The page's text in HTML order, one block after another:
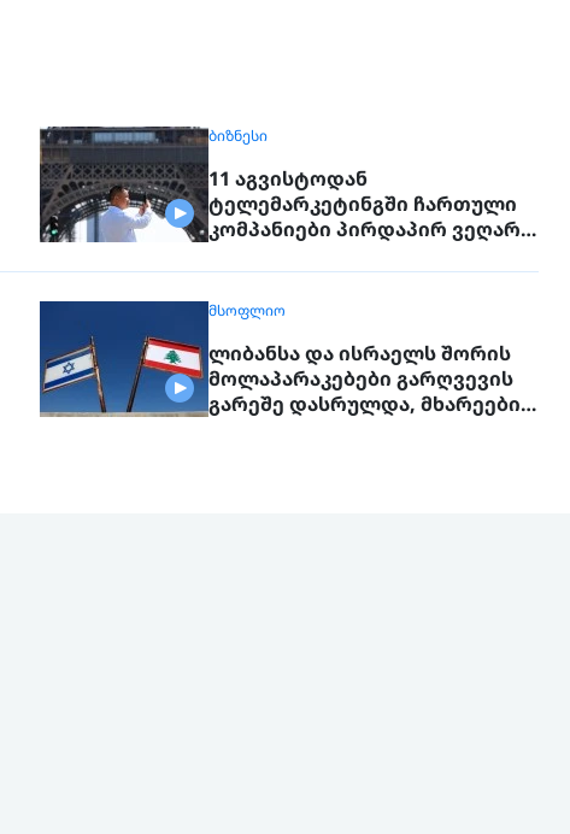
ᲑᲘᲖᲜᲔᲡᲘ
11 აგვისტოდან
ტელემარკეტინგში ჩართული
კომპანიები პირდაპირ ვეღარ
მოქალაქეებს
ᲛᲡᲝᲤᲚᲘᲝ
ლიბანსა და ისრაელს შორის
მოლაპარაკებები გარღვევის
გარეშე დასრულდა, მხარეები